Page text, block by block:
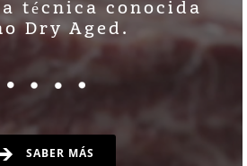
técnica conocida
Dry Aged.
SABER MÁS